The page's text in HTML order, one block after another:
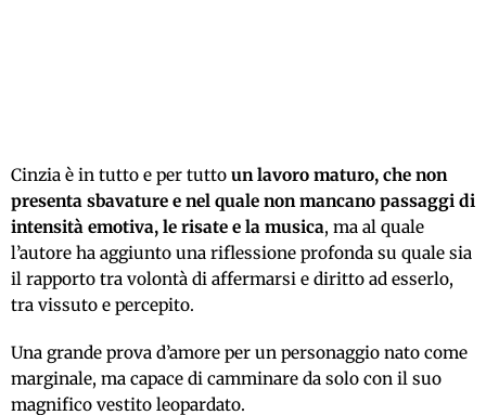
Cinzia è in tutto e per tutto un lavoro maturo, che non
presenta sbavature e nel quale non mancano passaggi di
intensità emotiva, le risate e la musica, ma al quale
l’autore ha aggiunto una riflessione profonda su quale sia
il rapporto tra volontà di affermarsi e diritto ad esserlo,
tra vissuto e percepito.
Una grande prova d’amore per un personaggio nato come
marginale, ma capace di camminare da solo con il suo
magnifico vestito leopardato.